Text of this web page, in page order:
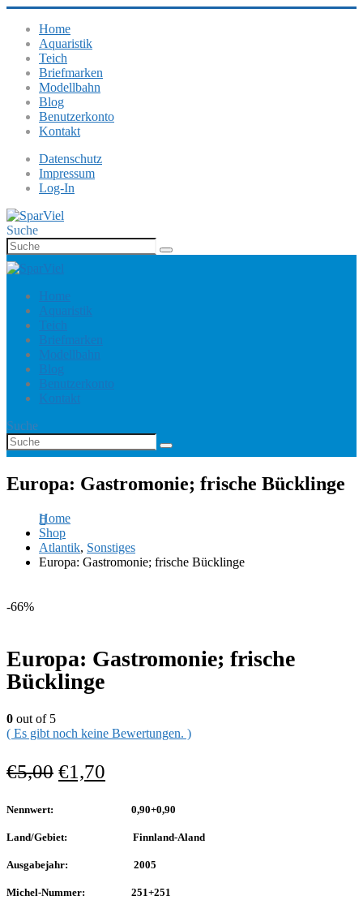
Home
Aquaristik
Teich
Briefmarken
Modellbahn
Blog
Benutzerkonto
Kontakt
Datenschutz
Impressum
Log-In
Suche
Home
Aquaristik
Teich
Briefmarken
Modellbahn
Blog
Benutzerkonto
Kontakt
Suche
Europa: Gastromonie; frische Bücklinge
Home
Shop
Atlantik, Sonstiges
Europa: Gastromonie; frische Bücklinge
-66%
Europa: Gastromonie; frische
Bücklinge
0 out of 5
( Es gibt noch keine Bewertungen. )
€5,00 €1,70
Nennwert: 0,90+0,90
Land/Gebiet: Finnland-Aland
Ausgabejahr: 2005
Michel-Nummer: 251+251